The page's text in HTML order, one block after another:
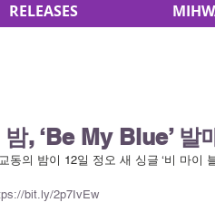
RELEASES
, ‘Be My Blue’
동의 밤이 12일 정오 새 싱글 ‘비 마이
bit.ly/2p7IvEw